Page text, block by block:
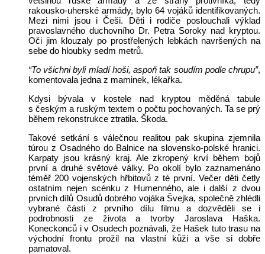
rakousko-uherské armády, bylo 64 vojáků identifikovaných.
Mezi nimi jsou i Češi. Děti i rodiče poslouchali výklad
pravoslavného duchovního Dr. Petra Soroky nad kryptou.
Oči jim klouzaly po prostřelených lebkách navršených na
sebe do hloubky sedm metrů.
“To všichni byli mladí hoši, aspoň tak soudím podle chrupu”,
komentovala jedna z maminek, lékařka.
Kdysi bývala v kostele nad kryptou měděná tabule
s českým a ruským textem o počtu pochovaných. Ta se prý
během rekonstrukce ztratila. Škoda.
Takové setkání s válečnou realitou pak skupina zjemnila
túrou z Osadného do Balnice na slovensko-polské hranici.
Karpaty jsou krásný kraj. Ale zkropený krví během bojů
první a druhé světové války. Po okolí bylo zaznamenáno
téměř 200 vojenských hřbitovů z té první. Večer děti četly
ostatním nejen scénku z Humenného, ale i další z dvou
prvních dílů Osudů dobrého vojáka Švejka, společně zhlédli
vybrané části z prvního dílu filmu a dozvěděli se i
podrobnosti ze života a tvorby Jaroslava Haška.
Koneckonců i v Osudech poznávali, že Hašek tuto trasu na
východní frontu prožil na vlastní kůži a vše si dobře
pamatoval.